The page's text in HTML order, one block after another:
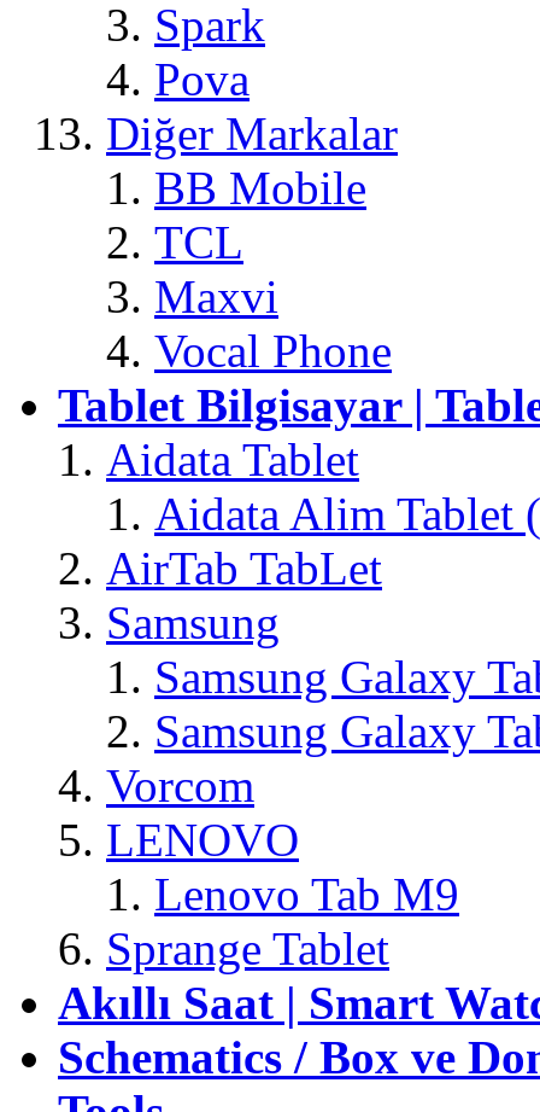
Spark
Pova
Diğer Markalar
BB Mobile
TCL
Maxvi
Vocal Phone
Tablet Bilgisayar |
Aidata Tablet
Aidata Alim Tablet
AirTab TabLet
Samsung
Samsung Galaxy
Samsung Galaxy
Vorcom
LENOVO
Lenovo Tab M9
Sprange Tablet
Akıllı Saat | Smart
Schematics / Box ve